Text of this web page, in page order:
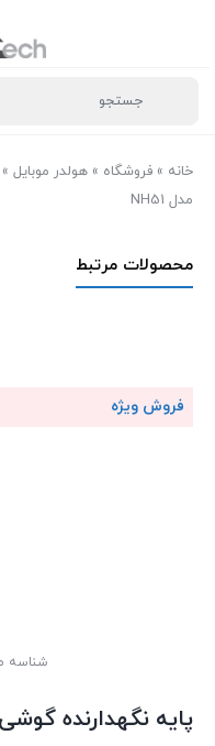
خانه » فروشگاه » هولدر موبایل »
مدل NH51
محصولات مرتبط
فروش ویژه
شناسه
پایه نگهدارنده